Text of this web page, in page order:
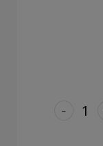
-